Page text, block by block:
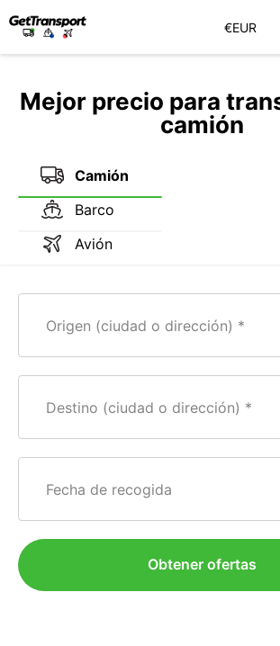
€EUR
Mejor precio para
camión
Camión
Barco
Avión
Origen (ciudad o dirección)
Destino (ciudad o dirección)
Fecha de recogida
Obtener ofertas